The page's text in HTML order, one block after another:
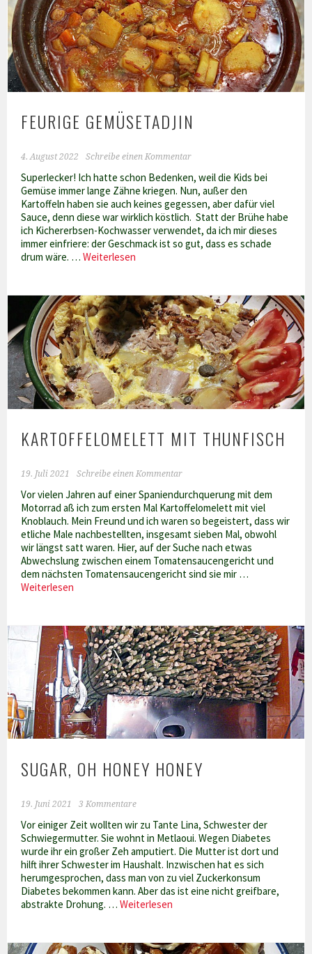
FEURIGE GEMÜSETADJIN
4. August 2022 Schreibe einen Kommentar
Superlecker! Ich hatte schon Bedenken, weil die Kids bei
Gemüse immer lange Zähne kriegen. Nun, außer den
Kartoffeln haben sie auch keines gegessen, aber dafür viel
Sauce, denn diese war wirklich köstlich. Statt der Brühe habe
ich Kichererbsen-Kochwasser verwendet, da ich mir dieses
immer einfriere: der Geschmack ist so gut, dass es schade
drum wäre. …Weiterlesen
KARTOFFELOMELETT MIT THUNFISCH
19. Juli 2021 Schreibe einen Kommentar
Vor vielen Jahren auf einer Spaniendurchquerung mit dem
Motorrad aß ich zum ersten Mal Kartoffelomelett mit viel
Knoblauch. Mein Freund und ich waren so begeistert, dass wir
etliche Male nachbestellten, insgesamt sieben Mal, obwohl
wir längst satt waren. Hier, auf der Suche nach etwas
Abwechslung zwischen einem Tomatensaucengericht und
dem nächsten Tomatensaucengericht sind sie mir …
Weiterlesen
SUGAR, OH HONEY HONEY
19. Juni 2021 3 Kommentare
Vor einiger Zeit wollten wir zu Tante Lina, Schwester der
Schwiegermutter. Sie wohnt in Metlaoui. Wegen Diabetes
wurde ihr ein großer Zeh amputiert. Die Mutter ist dort und
hilft ihrer Schwester im Haushalt. Inzwischen hat es sich
herumgesprochen, dass man von zu viel Zuckerkonsum
Diabetes bekommen kann. Aber das ist eine nicht greifbare,
abstrakte Drohung. …Weiterlesen
honey